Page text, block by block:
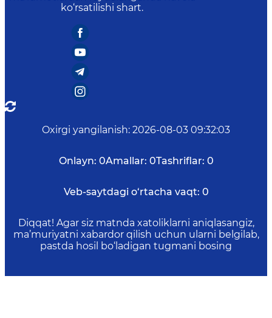
ko‘rsatilishi shart.
Oxirgi yangilanish: 2026-08-03 09:32:03
Onlayn: 0Amallar: 0Tashriflar: 0
Veb-saytdagi o‘rtacha vaqt: 0
Diqqat! Agar siz matnda xatoliklarni aniqlasangiz,
ma’muriyatni xabardor qilish uchun ularni belgilab,
pastda hosil bo‘ladigan tugmani bosing